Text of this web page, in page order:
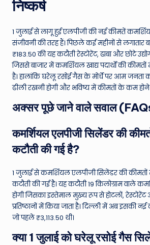
निष्कर्ष
1 जुलाई से लागू हुई एलपीजी की नई कीमतें
संजीवनी की तरह हैं। पिछले कई महीनों से लगातार
₹183.50 की यह कटौती रेस्टोरेंट, ढाबा और छोटे
जिससे बाजार में कमर्शियल खाद्य पदार्थों की
है। हालांकि घरेलू रसोई गैस के मोर्चे पर आम जनता
ढीली रखनी होगी और भविष्य में कीमतों के कम होने
अक्सर पूछे जाने वाले सवाल
कमर्शियल एलपीजी सिलेंडर की
कटौती की गई है?
1 जुलाई से कमर्शियल एलपीजी सिलेंडर की कीमतों
कटौती की गई है। यह कटौती 19 किलोग्राम वाले
होगी जिसका इस्तेमाल मुख्य रूप से होटलों, रेस्टोरेंट
प्रतिष्ठानों में किया जाता है। दिल्ली में अब इसकी
जो पहले ₹3,113.50 थी।
क्या 1 जुलाई को घरेलू रसोई गैस